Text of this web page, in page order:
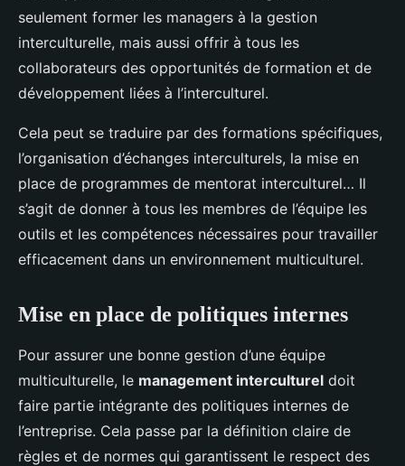
seulement former les managers à la gestion
interculturelle, mais aussi offrir à tous les
collaborateurs des opportunités de formation et de
développement liées à l’interculturel.
Cela peut se traduire par des formations spécifiques,
l’organisation d’échanges interculturels, la mise en
place de programmes de mentorat interculturel… Il
s’agit de donner à tous les membres de l’équipe les
outils et les compétences nécessaires pour travailler
efficacement dans un environnement multiculturel.
Mise en place de politiques internes
Pour assurer une bonne gestion d’une équipe
multiculturelle, le management interculturel doit
faire partie intégrante des politiques internes de
l’entreprise. Cela passe par la définition claire de
règles et de normes qui garantissent le respect des